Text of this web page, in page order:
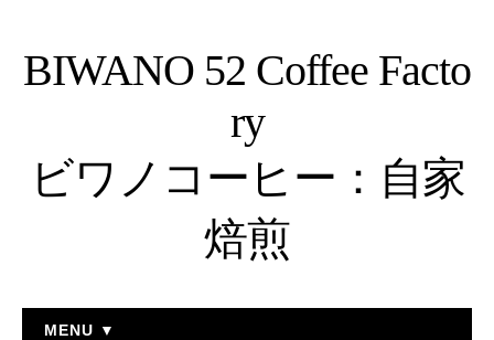
BIWANO 52 Coffee Facto
ry
ビワノコーヒー：自家
焙煎
MENU ▼